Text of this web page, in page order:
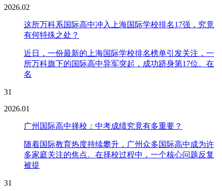
2026.02
这所万科系国际高中冲入上海国际学校排名17强，究竟
有何特殊之处？
近日，一份最新的上海国际学校排名榜单引发关注，一
所万科旗下的国际高中异军突起，成功跻身第17位。在
名
31
2026.01
广州国际高中择校：中考成绩究竟有多重要？
随着国际教育热度持续攀升，广州众多国际高中成为许
多家庭关注的焦点。在择校过程中，一个核心问题反复
被提
31